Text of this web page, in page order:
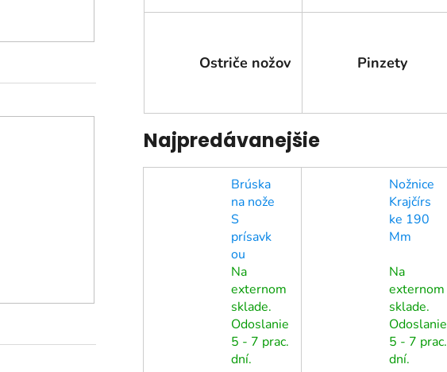
Ostriče nožov Pinzety
Najpredávanejšie
Brúska
na nože
S
prísavk
ou
Na
externom
sklade.
Odoslanie
5 - 7 prac.
dní.
Nožnice
Krajčírs
ke 190
Mm
Na
externom
sklade.
Odoslanie
5 - 7 prac.
dní.